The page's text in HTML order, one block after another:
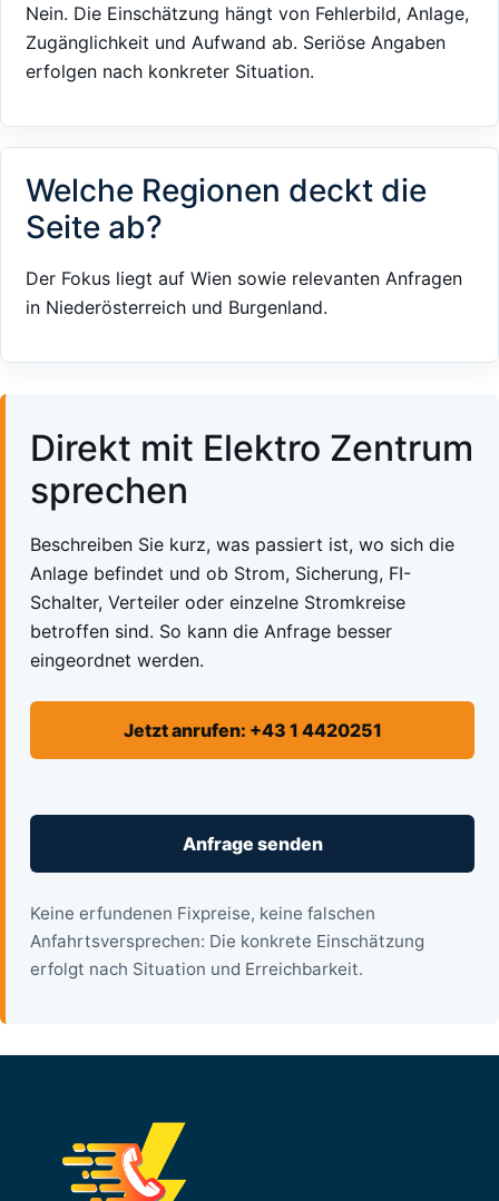
Nein. Die Einschätzung hängt von Fehlerbild, Anlage,
Zugänglichkeit und Aufwand ab. Seriöse Angaben
erfolgen nach konkreter Situation.
Welche Regionen deckt die
Seite ab?
Der Fokus liegt auf Wien sowie relevanten Anfragen
in Niederösterreich und Burgenland.
Direkt mit Elektro Zentrum
sprechen
Beschreiben Sie kurz, was passiert ist, wo sich die
Anlage befindet und ob Strom, Sicherung, FI-
Schalter, Verteiler oder einzelne Stromkreise
betroffen sind. So kann die Anfrage besser
eingeordnet werden.
Jetzt anrufen: +43 1 4420251
Anfrage senden
Keine erfundenen Fixpreise, keine falschen
Anfahrtsversprechen: Die konkrete Einschätzung
erfolgt nach Situation und Erreichbarkeit.